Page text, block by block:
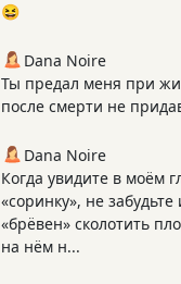
😆
Dana Noire
Ты предал меня при
после смерти не
Dana Noire
Когда увидите в моём
«соринку», не забудьте
«брёвен» сколотить
на нём н...